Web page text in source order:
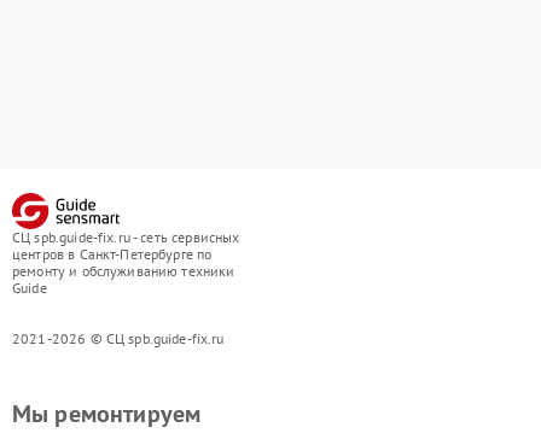
СЦ spb.guide-fix.ru - сеть сервисных
центров в Санкт-Петербурге по
ремонту и обслуживанию техники
Guide
2021-2026 © СЦ spb.guide-fix.ru
Мы ремонтируем